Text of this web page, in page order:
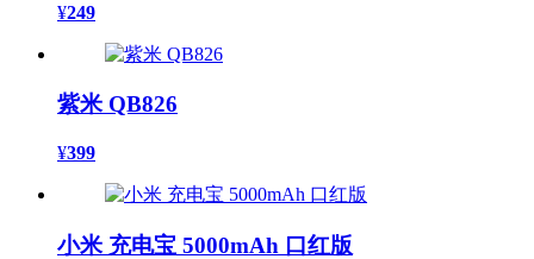
¥249
紫米 QB826
¥399
小米 充电宝 5000mAh 口红版